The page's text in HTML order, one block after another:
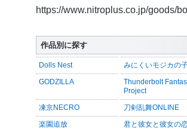
https://www.nitroplus.co.jp/goods/
作品別に探す
Dolls Nest みにくいモジカの
GODZILLA
Thunderbolt
Project
凍京NECRO 刀剣乱舞ONLINE
楽園追放 君と彼女と彼女の